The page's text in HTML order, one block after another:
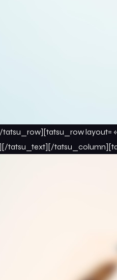
layout=
[/tatsu_text][/